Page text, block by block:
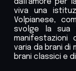
dall'amore per
viva una
Volpianese,
svolge la sua
manifestazioni
varia da brani di
brani classici e